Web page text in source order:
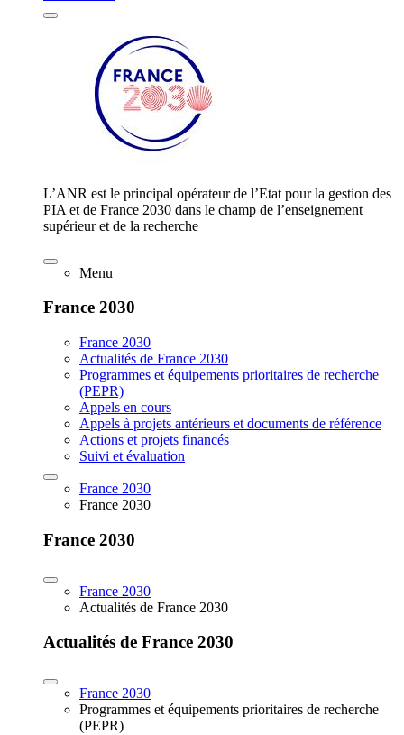
L’ANR est le principal opérateur de l’Etat pour la gestion des
PIA et de France 2030 dans le champ de l’enseignement
supérieur et de la recherche
Menu
France 2030
France 2030
Actualités de France 2030
Programmes et équipements prioritaires de recherche
(PEPR)
Appels en cours
Appels à projets antérieurs et documents de référence
Actions et projets financés
Suivi et évaluation
France 2030
France 2030
France 2030
France 2030
Actualités de France 2030
Actualités de France 2030
France 2030
Programmes et équipements prioritaires de recherche
(PEPR)